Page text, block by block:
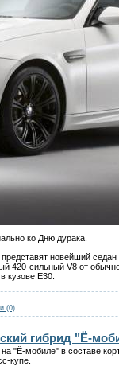
ко Дню дурака.
новейший
420-сильный V8 от
кузове E30.
(0)
гибрид "Ё-
мобиле" в составе
купе.